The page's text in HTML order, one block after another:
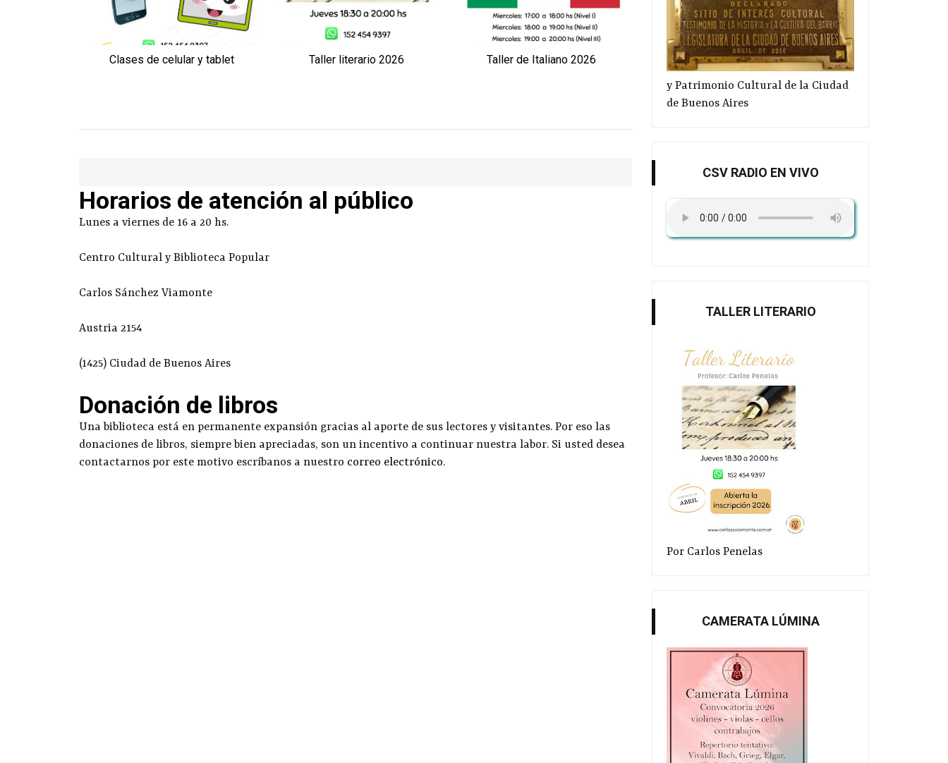
Clases de celular y tablet Taller literario 2026 Taller de Italiano 2026
Entrenamiento cognitivo y
memoria 2...
Dibujo y pintura para
Horarios de atención al público
Lunes a viernes de 16 a 20 hs.
Centro Cultural y Biblioteca Popular
Carlos Sánchez Viamonte
Austria 2154
(1425) Ciudad de Buenos Aires
Donación de libros
Una biblioteca está en permanente expansión gracias al aporte de sus lectores y visitantes. Por eso las
donaciones de libros, siempre bien apreciadas, son un incentivo a continuar nuestra labor. Si usted desea
contactarnos por este motivo escríbanos a nuestro correo electrónico.
y Patrimonio Cultural de la Ciudad
de Buenos Aires
CSV RADIO EN VIVO
TALLER LITERARIO
Por Carlos Penelas
CAMERATA LÚMINA